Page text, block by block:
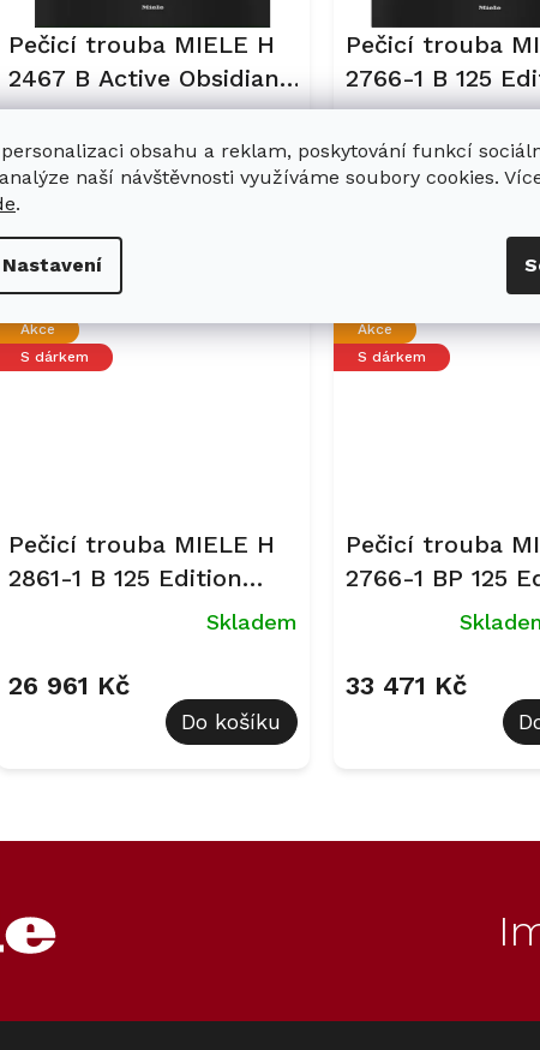
obsahu a reklam, poskytování funkcí
naší návštěvnosti využíváme soubory cookies.
.
Nastavení
Pečicí trouba MIELE H
2467 B Active Obsidian
černá
23 241 Kč
Pečicí trouba
2766-1 B 125
černá
25 101 Kč
Akce
S dárkem
Pečicí trouba MIELE H
2861-1 B 125 Edition
Skladem
26 961 Kč
Do košíku
Akce
S dárkem
Pečicí trouba
2766-1 BP 125
33 471 Kč
v
r